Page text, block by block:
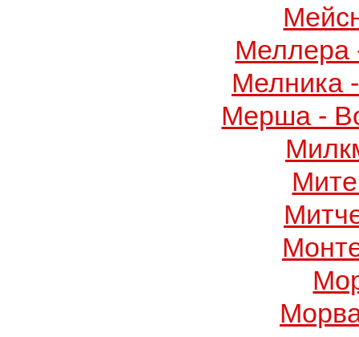
Меллера
Мелника
Мерша -